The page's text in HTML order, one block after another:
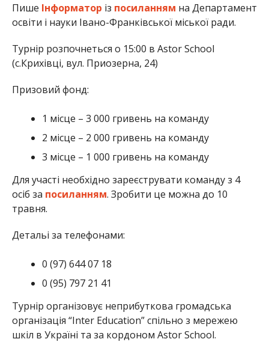
Пише Інформатор із посиланням на Департамент
освіти і науки Івано-Франківської міської ради.
Турнір розпочнеться о 15:00 в Astor School
(с.Крихівці, вул. Приозерна, 24)
Призовий фонд:
1 місце – 3 000 гривень на команду
2 місце – 2 000 гривень на команду
3 місце – 1 000 гривень на команду
Для участі необхідно зареєструвати команду з 4
осіб за посиланням. Зробити це можна до 10
травня.
Детальі за телефонами:
0 (97) 644 07 18
0 (95) 797 21 41
Турнір організовує неприбуткова громадська
організація “Inter Education” спільно з мережею
шкіл в Україні та за кордоном Astor School.